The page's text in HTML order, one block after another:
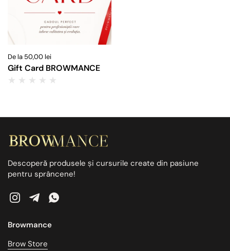
De la 50,00 lei
Gift Card BROWMANCE
Descoperă produsele și cursurile create din pasiune
pentru sprâncene!
Instagram
TelegramWhatsApp
Browmance
Brow Store